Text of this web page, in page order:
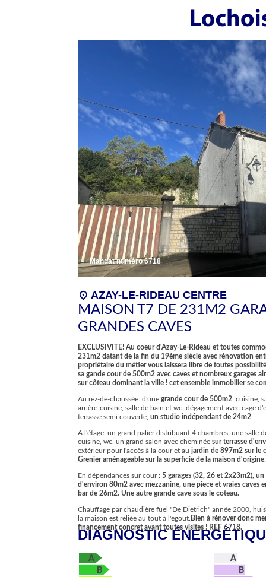
Mandat numéro 6718
location_on AZAY-LE-RIDEAU CENTRE
MAISON T7 DE 231M2
GRANDES CAVES
EXCLUSIVITE! Au coeur d'Azay-Le-Rideau et toutes
231m2 datant de la fin du 19ème siècle avec rénovation
propriétaire du métier vous laissera libre de toutes
sa gande cour de 500m2 avec caves et nombreux garages
sur côteau dominant la ville ! cet ensemble immobilier se
Au rez-de-chaussée: d'une grande cour de 500m2, cuisine,
arrière-cuisine, salle de bain et wc, dégagement avec cage
terrasse semi couverte, un studio indépendant de 24m2.
A l'étage: un grand palier distribuant 4 chambres, une salle
cuisine, wc, un grand salon avec cheminée sur terrasse
extérieur pour l'accès à la cour et au jardin de 897m2 sur le
Grenier aménageable sur la superficie de la maison d'origine.
En dépendances sur cour : 5 garages (32, 26 et 2x23m2),
d'environ 80m2 avec mezzanine, une piece et vraies caves
bar de 26m2. Une autre grande cave sous le coteau.
Chauffage par chaudière fuel "De Dietrich" année 2000,
la maison est reliée au tout à l'égout. Bien à rénover donc
financement concret avant toutes visites ! REF 6718.
DIAGNOSTIC
A
B
A
B